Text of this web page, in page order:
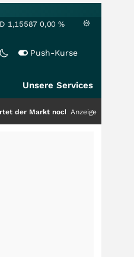
1,15587 0,00 %
Push-Kurse
Unsere Services
noch immer nur die Hälfte der
Anzeige